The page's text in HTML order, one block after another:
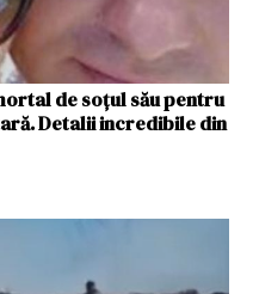
de soțul său pentru
Detalii incredibile din